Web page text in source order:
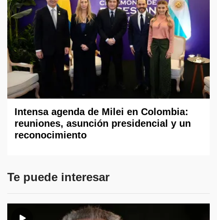
Intensa agenda de Milei en Colombia:
reuniones, asunción presidencial y un
reconocimiento
Te puede interesar